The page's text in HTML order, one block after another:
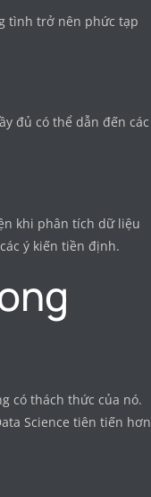
tình trở nên phức tạp
đủ có thể dẫn đến các
khi phân tích dữ liệu
ý kiến ​​tiền định.
có thách thức của nó.
Science tiên tiến hơn